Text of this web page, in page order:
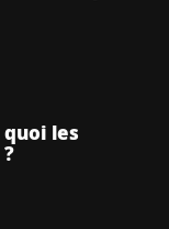
quoi les